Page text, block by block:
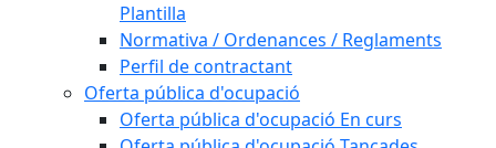
Plantilla
Normativa / Ordenances / Reglaments
Perfil de contractant
Oferta pública d'ocupació
Oferta pública d'ocupació En curs